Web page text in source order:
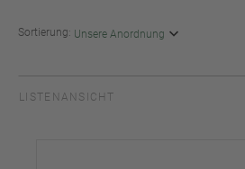
Sortierung:
LISTENANSICHT